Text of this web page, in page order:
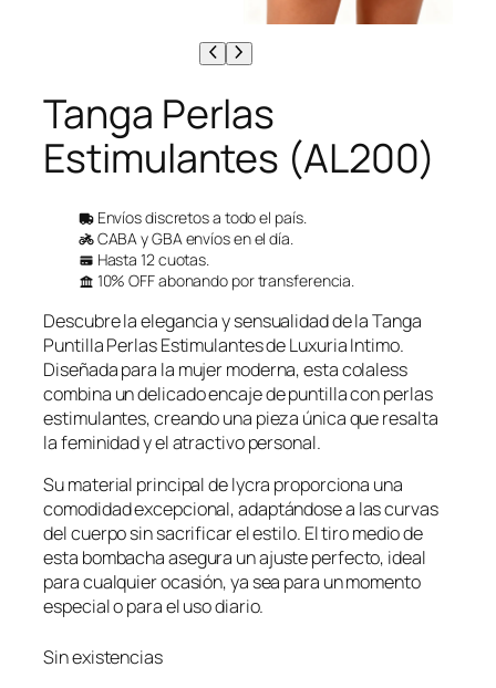
Tanga Perlas
Estimulantes (AL200)
Envíos discretos a todo el país.
CABA y GBA envíos en el día.
Hasta 12 cuotas.
10% OFF abonando por transferencia.
Descubre la elegancia y sensualidad de la Tanga
Puntilla Perlas Estimulantes de Luxuria Intimo.
Diseñada para la mujer moderna, esta colaless
combina un delicado encaje de puntilla con perlas
estimulantes, creando una pieza única que resalta
la feminidad y el atractivo personal.
Su material principal de lycra proporciona una
comodidad excepcional, adaptándose a las curvas
del cuerpo sin sacrificar el estilo. El tiro medio de
esta bombacha asegura un ajuste perfecto, ideal
para cualquier ocasión, ya sea para un momento
especial o para el uso diario.
Sin existencias